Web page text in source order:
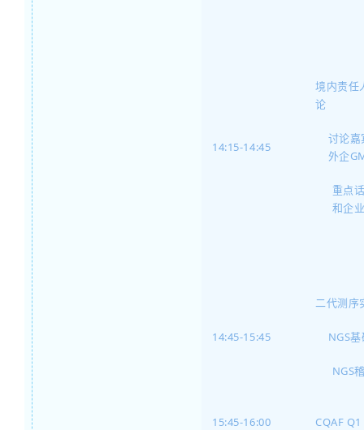
14:15-14:45
境内责任
论
讨论
外企
重点
和企
14:45-15:45
二代测序
NGS
NGS
15:45-16:00 CQAF